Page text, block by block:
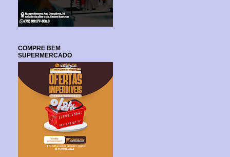
COMPRE BEM
SUPERMERCADO